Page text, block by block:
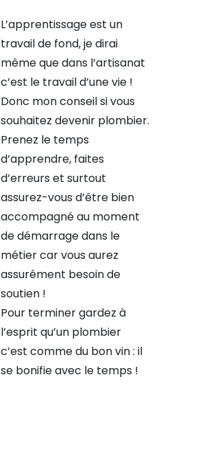
L’apprentissage est un
travail de fond, je dirai
même que dans l’artisanat
c’est le travail d’une vie !
Donc mon conseil si vous
souhaitez devenir plombier.
Prenez le temps
d’apprendre, faites
d’erreurs et surtout
assurez-vous d’être bien
accompagné au moment
de démarrage dans le
métier car vous aurez
assurément besoin de
soutien !
Pour terminer gardez à
l’esprit qu’un plombier
c’est comme du bon vin : il
se bonifie avec le temps !